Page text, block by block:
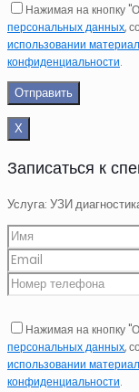
Нажимая на кнопку
персональных данных,
использовании
конфиденциальности.
Х
Записаться к
Услуга: УЗИ
Нажимая на кнопку
персональных данных,
использовании
конфиденциальности.